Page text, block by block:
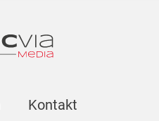
Kontakt